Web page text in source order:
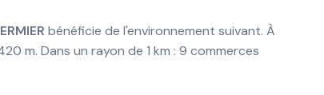
bénéficie de l'environnement suivant. À
m. Dans un rayon de 1 km : 9 commerces